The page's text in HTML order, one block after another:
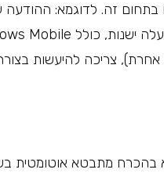
בתחום זה. לדוגמא:
או אחרת), צריכה להיעשות
בהכרח מתבטא אוטומטית